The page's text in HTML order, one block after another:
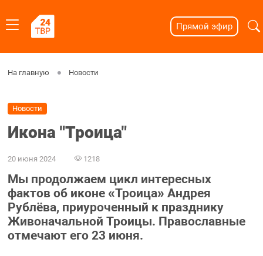
Прямой эфир
На главную Новости
Новости
Икона "Троица"
20 июня 2024 1218
Мы продолжаем цикл интересных
фактов об иконе «Троица» Андрея
Рублёва, приуроченный к празднику
Живоначальной Троицы. Православные
отмечают его 23 июня.